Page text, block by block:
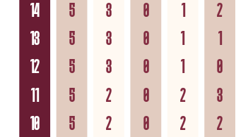
5
14 3 0 1
2
5
13 3 0 1 1
5
12 3 0 1 0
5
11 2 0 2
3
5
10 2 0 2
2